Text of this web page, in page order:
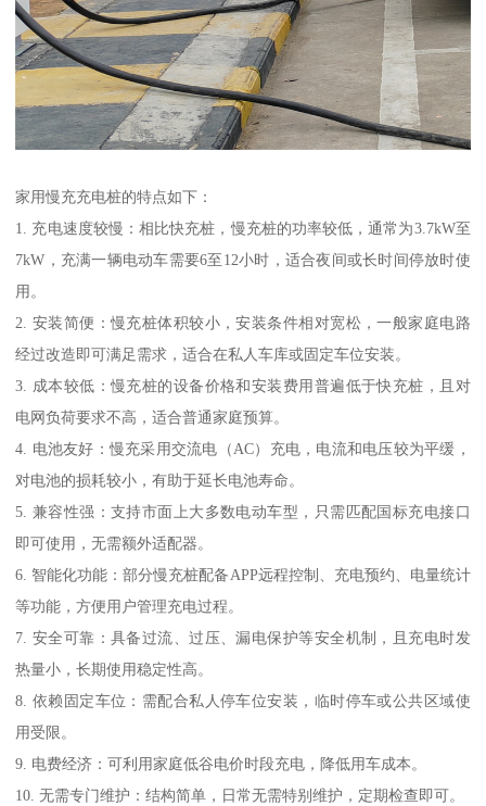
家用慢充充电桩的特点如下：
1. 充电速度较慢：相比快充桩，慢充桩的功率较低，通常为3.7kW至
7kW，充满一辆电动车需要6至12小时，适合夜间或长时间停放时使
用。
2. 安装简便：慢充桩体积较小，安装条件相对宽松，一般家庭电路
经过改造即可满足需求，适合在私人车库或固定车位安装。
3. 成本较低：慢充桩的设备价格和安装费用普遍低于快充桩，且对
电网负荷要求不高，适合普通家庭预算。
4. 电池友好：慢充采用交流电（AC）充电，电流和电压较为平缓，
对电池的损耗较小，有助于延长电池寿命。
5. 兼容性强：支持市面上大多数电动车型，只需匹配国标充电接口
即可使用，无需额外适配器。
6. 智能化功能：部分慢充桩配备APP远程控制、充电预约、电量统计
等功能，方便用户管理充电过程。
7. 安全可靠：具备过流、过压、漏电保护等安全机制，且充电时发
热量小，长期使用稳定性高。
8. 依赖固定车位：需配合私人停车位安装，临时停车或公共区域使
用受限。
9. 电费经济：可利用家庭低谷电价时段充电，降低用车成本。
10. 无需专门维护：结构简单，日常无需特别维护，定期检查即可。